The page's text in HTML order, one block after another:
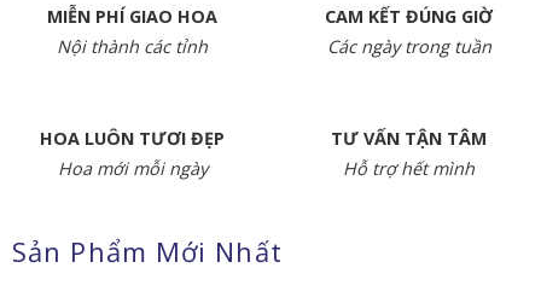
MIỄN PHÍ GIAO HOA
Nội thành các tỉnh
CAM KẾT ĐÚNG GIỜ
Các ngày trong tuần
HOA LUÔN TƯƠI ĐẸP
Hoa mới mỗi ngày
TƯ VẤN TẬN TÂM
Hỗ trợ hết mình
Sản Phẩm Mới Nhất